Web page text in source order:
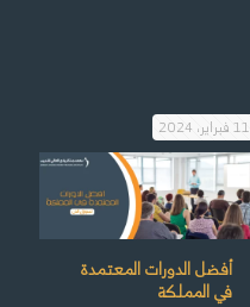
11 فبراير، 2024
أفضل الدورات المعتمدة
في المملكة